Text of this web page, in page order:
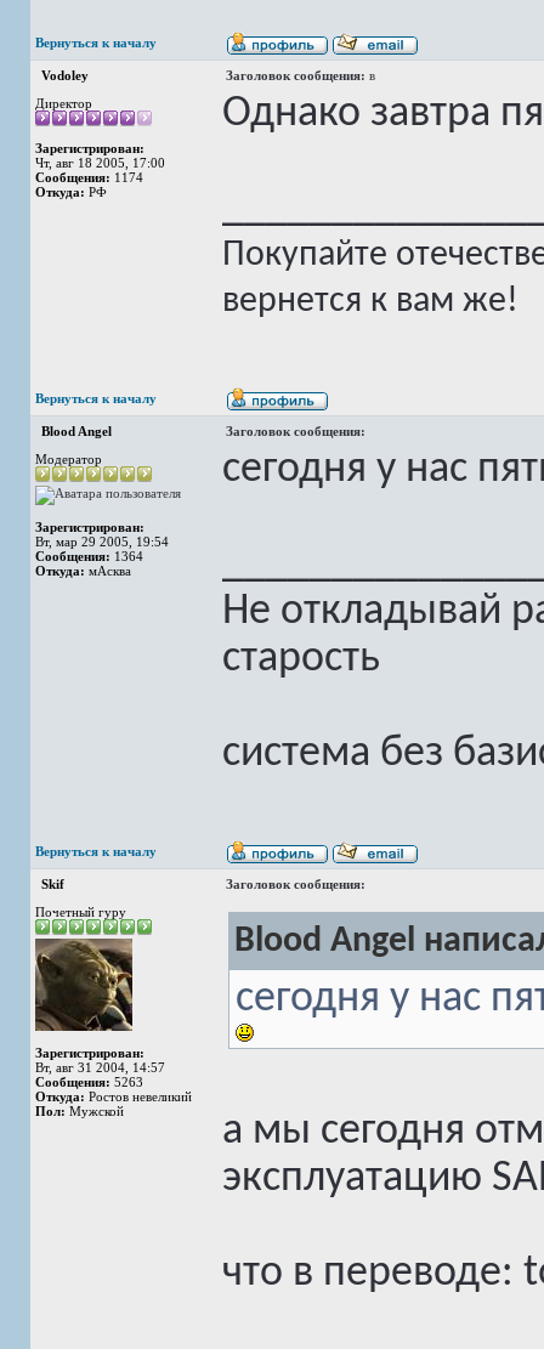
Вернуться к началу
Vodoley Заголовок сообщения: в
Директор
Зарегистрирован:
Чт, авг 18 2005, 17:00
Сообщения: 1174
Откуда: РФ
Однако завтра
Покупайте
вернется к вам же!
Вернуться к началу
Blood Angel
Заголовок сообщения:
Модератор
Зарегистрирован:
Вт, мар 29 2005, 19:54
Сообщения: 1364
Откуда: мАсква
сегодня у нас
Не откладывай
старость
система без
Вернуться к началу
Skif
Заголовок сообщения:
Почетный гуру
Зарегистрирован:
Вт, авг 31 2004, 14:57
Сообщения: 5263
Откуда: Ростов невеликий
Пол: Мужской
Blood Angel
сегодня у нас
а мы сегодня
эксплуатацию
что в переводе: